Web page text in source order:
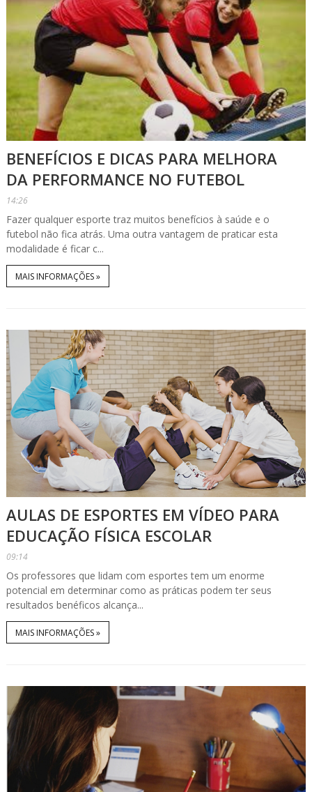
BENEFÍCIOS E DICAS PARA MELHORA
DA PERFORMANCE NO FUTEBOL
14:26
Fazer qualquer esporte traz muitos benefícios à saúde e o
futebol não fica atrás. Uma outra vantagem de praticar esta
modalidade é ficar c...
MAIS INFORMAÇÕES »
AULAS DE ESPORTES EM VÍDEO PARA
EDUCAÇÃO FÍSICA ESCOLAR
09:14
Os professores que lidam com esportes tem um enorme
potencial em determinar como as práticas podem ter seus
resultados benéficos alcança...
MAIS INFORMAÇÕES »